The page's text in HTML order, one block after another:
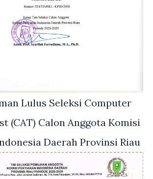
Lulus Seleksi Computer
(CAT) Calon Anggota Komisi
Daerah Provinsi Riau